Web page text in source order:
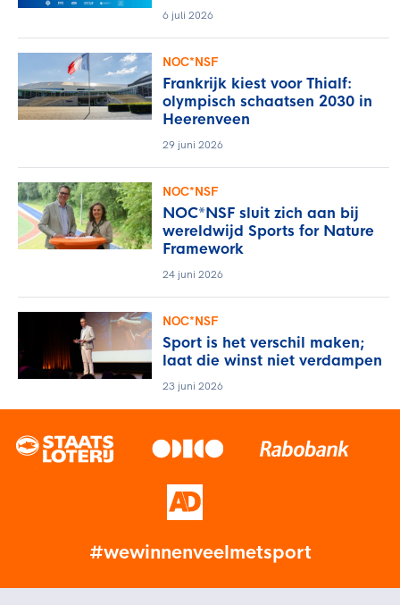
6 juli 2026
NOC*NSF
Frankrijk kiest voor Thialf:
olympisch schaatsen 2030 in
Heerenveen
29 juni 2026
NOC*NSF
NOC*NSF sluit zich aan bij
wereldwijd Sports for Nature
Framework
24 juni 2026
NOC*NSF
Sport is het verschil maken;
laat die winst niet verdampen
23 juni 2026
#wewinnenveelmetsport